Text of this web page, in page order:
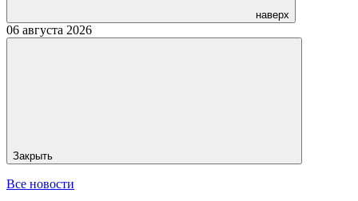
наверх
06 августа 2026
Закрыть
Все новости